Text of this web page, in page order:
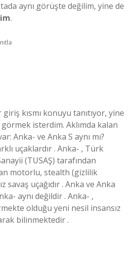
aynı görüşte değilim, yine de
.
kısmı konuyu tanıtıyor, yine
isterdim. Aklımda kalan
Anka- ve Anka S aynı mı?
uçaklardır . Anka- , Türk
(TUSAŞ) tarafından
motorlu, stealth (gizlilik
savaş uçağıdır . Anka ve Anka
aynı değildir . Anka- ,
olduğu yeni nesil insansız
bilinmektedir .